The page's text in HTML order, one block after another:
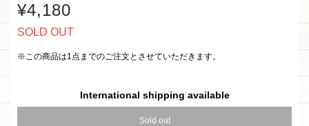
¥4,180
SOLD OUT
※この商品は1点までのご注文とさせていただきます。
International shipping available
Sold out